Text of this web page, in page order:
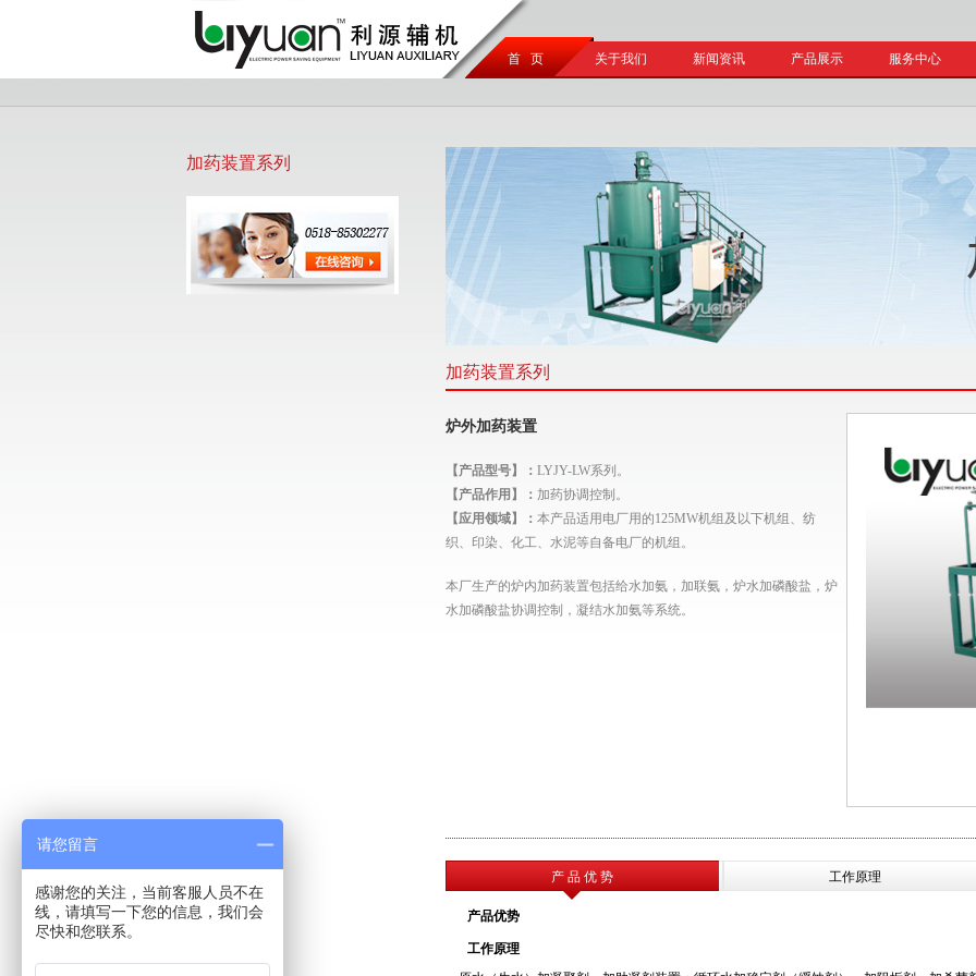
首 页 关于我们 新闻资讯 产品展示 服务中心
加药装置系列
加药装置系列
炉外加药装置
【产品型号】： LYJY-LW系列。
【产品作用】： 加药协调控制 。
【应用领域】： 本产品适用 电厂用的125MW机组及以下机组、纺
织、印染、化工、水泥等自备电厂的机组。
本厂生产的炉内加药装置包括给水加氨，加联氨，炉水加磷酸盐，炉
水加磷酸盐协调控制，凝结水加氨等系统。
产 品 优 势 工作原理
产品优势
工作原理
请您留言
感谢您的关注，当前客服人员不在
线，请填写一下您的信息，我们会
尽快和您联系。